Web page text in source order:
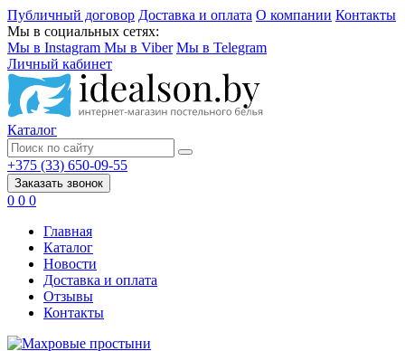
Публичный договор Доставка и оплата О компании Контакты
Мы в социальных сетях:
Мы в Instagram Мы в Viber Мы в Telegram
Личный кабинет
Каталог
+375 (33) 650-09-55
Заказать звонок
0 0 0
Главная
Каталог
Новости
Доставка и оплата
Отзывы
Контакты